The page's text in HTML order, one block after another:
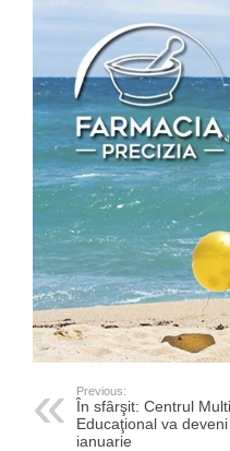
Previous:
În sfârşit: Centrul
Educaţional va
ianuarie